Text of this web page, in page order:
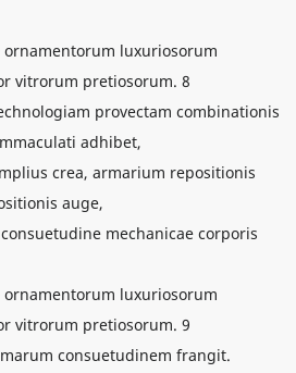
provectam combinationis
adhibet,
crea, armarium repositionis
auge,
mechanicae corporis
consuetudinem frangit.